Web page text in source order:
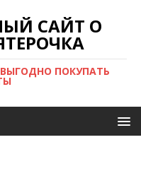
САЙТ О
ПОКУПАТЬ